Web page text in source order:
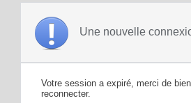
Une nouvelle
Votre session a expiré, merci de
reconnecter.